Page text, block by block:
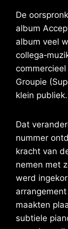
De
album
album veel
Groupie
klein publiek.
Dat
nummer
kracht van
nemen met
werd
maakten
subtiele